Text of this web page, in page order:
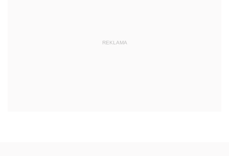
REKLAMA